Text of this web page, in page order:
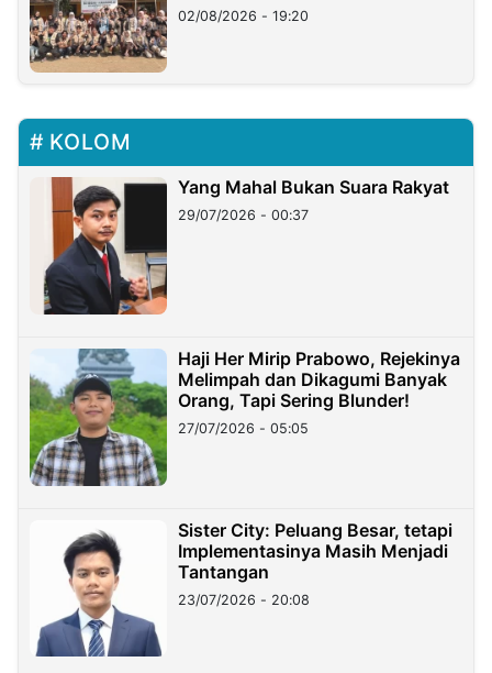
02/08/2026 - 19:20
KOLOM
Yang Mahal Bukan Suara Rakyat
29/07/2026 - 00:37
Haji Her Mirip Prabowo, Rejekinya
Melimpah dan Dikagumi Banyak
Orang, Tapi Sering Blunder!
27/07/2026 - 05:05
Sister City: Peluang Besar, tetapi
Implementasinya Masih Menjadi
Tantangan
23/07/2026 - 20:08